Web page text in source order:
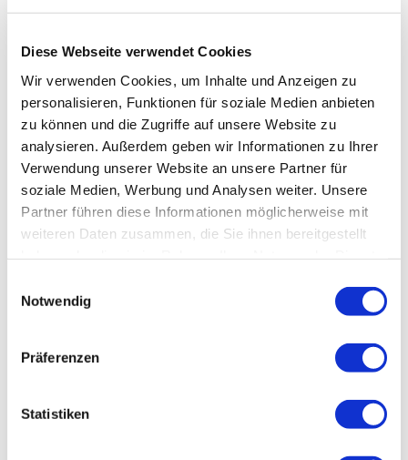
Diese Webseite verwendet Cookies
Wir verwenden Cookies, um Inhalte und Anzeigen zu
personalisieren, Funktionen für soziale Medien anbieten
zu können und die Zugriffe auf unsere Website zu
analysieren. Außerdem geben wir Informationen zu Ihrer
Verwendung unserer Website an unsere Partner für
soziale Medien, Werbung und Analysen weiter. Unsere
Partner führen diese Informationen möglicherweise mit
weiteren Daten zusammen, die Sie ihnen bereitgestellt
Notwendig
Präferenzen
Statistiken
Anfahrt
Parken
Öffentliche Verkehrsmittel
Literatur